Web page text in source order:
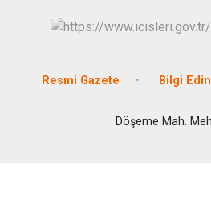
Resmi Gazete Bilgi
Döşeme Mah.